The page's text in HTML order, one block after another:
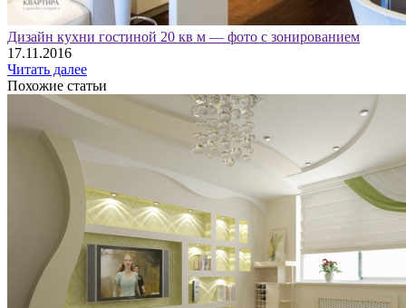
Дизайн кухни гостиной 20 кв м — фото с зонированием
17.11.2016
Читать далее
Похожие статьи